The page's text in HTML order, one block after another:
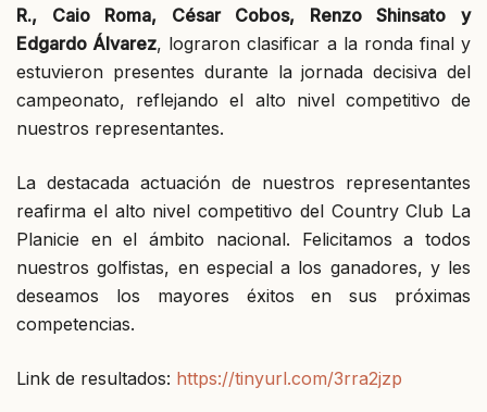
R., Caio Roma, César Cobos, Renzo Shinsato y
Edgardo Álvarez, lograron clasificar a la ronda final y
estuvieron presentes durante la jornada decisiva del
campeonato, reflejando el alto nivel competitivo de
nuestros representantes.
La destacada actuación de nuestros representantes
reafirma el alto nivel competitivo del Country Club La
Planicie en el ámbito nacional. Felicitamos a todos
nuestros golfistas, en especial a los ganadores, y les
deseamos los mayores éxitos en sus próximas
competencias.
Link de resultados: https://tinyurl.com/3rra2jzp